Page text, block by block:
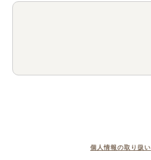
個人情報の取り扱い